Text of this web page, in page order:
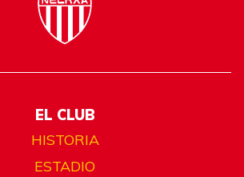
EL CLUB
HISTORIA
ESTADIO